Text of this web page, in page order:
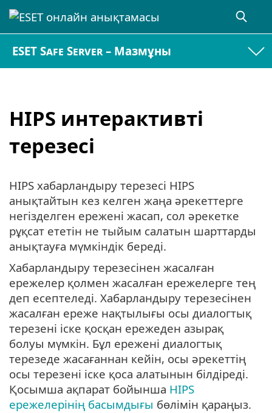
ESET Safe Server – Мазмұны
HIPS интерактивті
терезесі
HIPS хабарландыру терезесі HIPS
анықтайтын кез келген жаңа әрекеттерге
негізделген ережені жасап, сол әрекетке
рұқсат ететін не тыйым салатын шарттарды
анықтауға мүмкіндік береді.
Хабарландыру терезесінен жасалған
ережелер қолмен жасалған ережелерге тең
деп есептеледі. Хабарландыру терезесінен
жасалған ереже нақтылығы осы диалогтық
терезені іске қосқан ережеден азырақ
болуы мүмкін. Бұл ережені диалогтық
терезеде жасағаннан кейін, осы әрекеттің
осы терезені іске қоса алатынын білдіреді.
Қосымша ақпарат бойынша HIPS
ережелерінің басымдығы бөлімін қараңыз.